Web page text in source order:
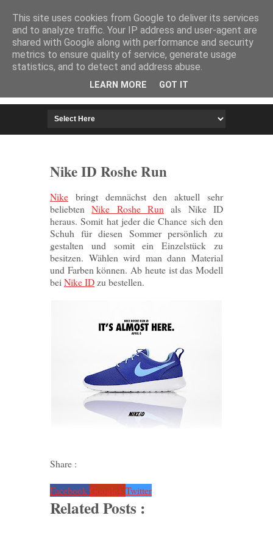
HOME IMPRESSUM
Nike ID Roshe Run
Nike bringt demnächst den aktuell sehr
beliebtenNike Roshe Run als Nike ID
heraus. Somit hat jeder die Chance sich den
Schuh für diesen Sommer persönlich zu
gestalten und somit ein Einzelstück zu
besitzen. Wählen wird man dann Material
und Farben können. Ab heute ist das Modell
bei Nike ID zu bestellen.
Share :
Facebook Google+ Twitter
Related Posts :
This site uses cookies from Google to deliver its services
and to analyze traffic. Your IP address and user-agent are
shared with Google along with performance and security
metrics to ensure quality of service, generate usage
statistics, and to detect and address abuse.
LEARN MORE GOT IT